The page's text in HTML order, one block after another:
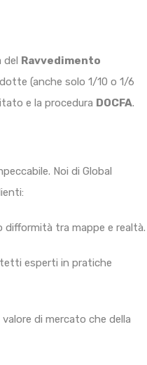
del Ravvedimento
(anche solo 1/10 o 1/6
e la procedura DOCFA.
Noi di Global
difformità tra mappe e realtà.
esperti in pratiche
di mercato che della